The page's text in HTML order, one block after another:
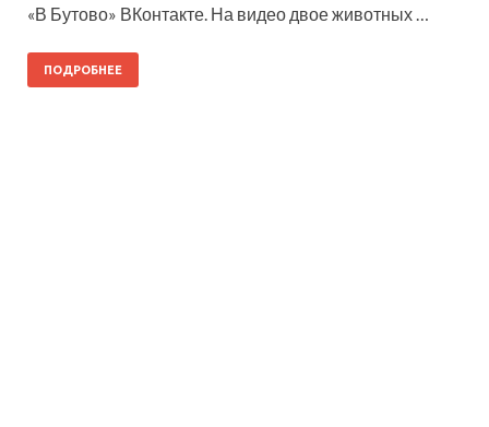
«В Бутово» ВКонтакте. На видео двое животных …
ПОДРОБНЕЕ